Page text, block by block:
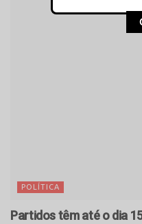
POLÍTICA
Partidos têm até o dia